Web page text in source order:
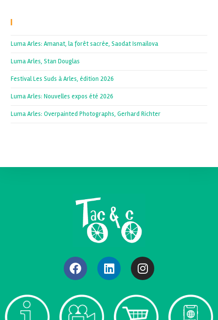
Luma Arles: Amanat, la forêt sacrée, Saodat Ismailova
Luma Arles, Stan Douglas
Festival Les Suds à Arles, édition 2026
Luma Arles: Nouvelles expos été 2026
Luma Arles: Overpainted Photographs, Gerhard Richter